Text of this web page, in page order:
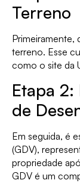
Terreno
Primeiramente,
terreno. Esse
como o site da
Etapa
de
Em seguida, é
(GDV),
propriedade
GDV é um